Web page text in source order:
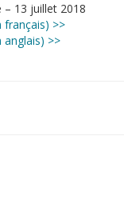
13 juillet 2018
français) >>
anglais) >>